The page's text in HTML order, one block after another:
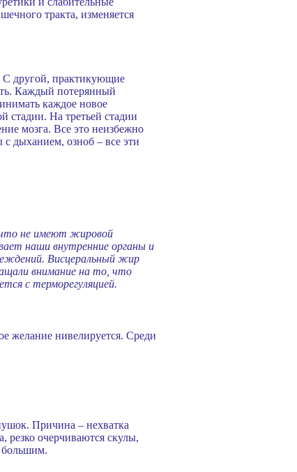
тракта, изменяется
С другой, практикующие
Каждый потерянный
каждое новое
стадии. На третьей стадии
мозга. Все это неизбежно
дыханием, озноб – все эти
не имеют жировой
наши внутренние органы и
Висцеральный жир
внимание на то, что
с терморегуляцией.
желание нивелируется. Среди
Причина – нехватка
резко очерчиваются скулы,
большим.